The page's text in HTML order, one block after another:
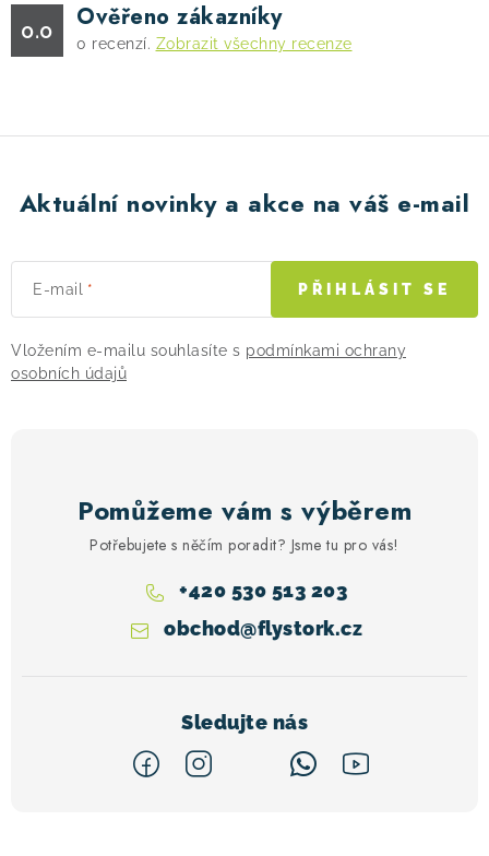
0.0 Ověřeno zákazníky
0 recenzí. Zobrazit všechny recenze
Aktuální novinky a akce na váš e-mail
E-mail
Vložením e-mailu souhlasíte s podmínkami ochrany
osobních údajů
PŘIHLÁSIT SE
Pomůžeme vám s výběrem
Potřebujete s něčím poradit? Jsme tu pro vás!
obchod@flystork.cz
+420 530 513 203